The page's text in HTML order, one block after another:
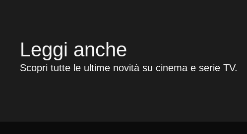
Leggi anche
Scopri tutte le ultime novità su cinema e serie TV.